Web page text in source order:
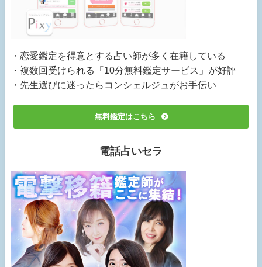
・恋愛鑑定を得意とする占い師が多く在籍している
・複数回受けられる「10分無料鑑定サービス」が好評
・先生選びに迷ったらコンシェルジュがお手伝い
無料鑑定はこちら
電話占いセラ